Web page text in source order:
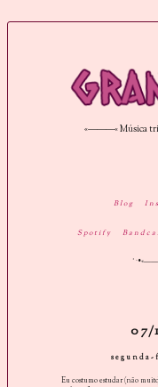
«———« Música
Blog
Spotify
07/
Eu costumo estudar (não